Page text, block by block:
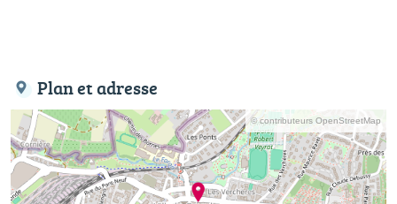
Plan et adresse
© contributeurs OpenStreetMap